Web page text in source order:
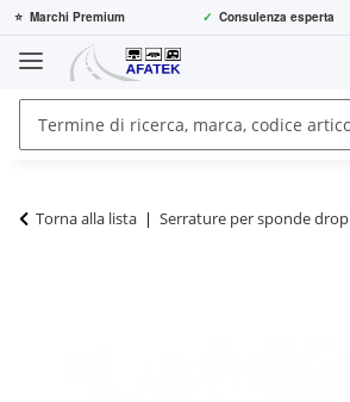
⭐ Marchi Premium ✓ Consulenza esperta
Torna alla lista Serrature per sponde drop